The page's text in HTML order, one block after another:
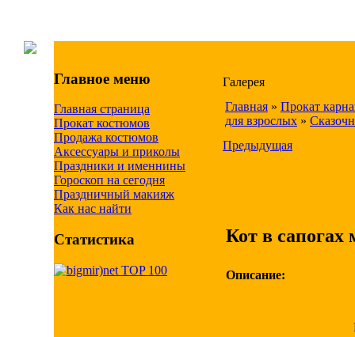
Главное меню
Главная страница
Прокат костюмов
Продажа костюмов
Аксессуары и приколы
Праздники и именнины
Гороскоп на сегодня
Праздничный макияж
Как нас найти
Статистика
Галерея
Главная » Прокат
для взрослых »
Предыдущая
Кот в сапогах
Описание: